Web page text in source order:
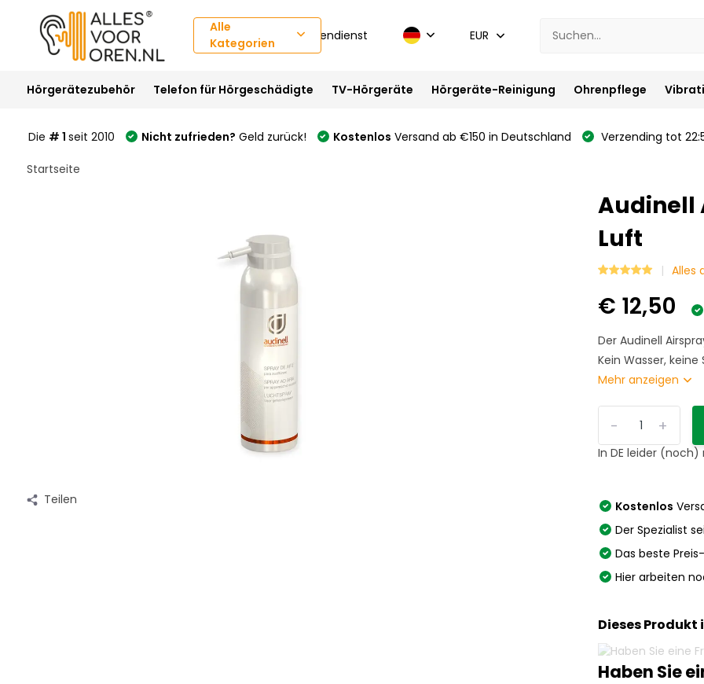
Alle
Kategorien
Kundendienst EUR
Hörgerätezubehör Telefon für Hörgeschädigte TV-Hörgeräte Hörgeräte-Reinigung Ohrenpflege
Die # 1 seit 2010 Nicht zufrieden? Geld zurück! Kostenlos Versand ab €150 in Deutschland Verzending tot
Startseite
Teilen
Audinell
Luft
Alles
€ 12,50
Der Audinell
Kein Wasser,
Mehr anzeigen
+
-
In DE leider
Kostenlos
Der Spezialist
Das beste
Hier arbeiten
Dieses
Haben Sie